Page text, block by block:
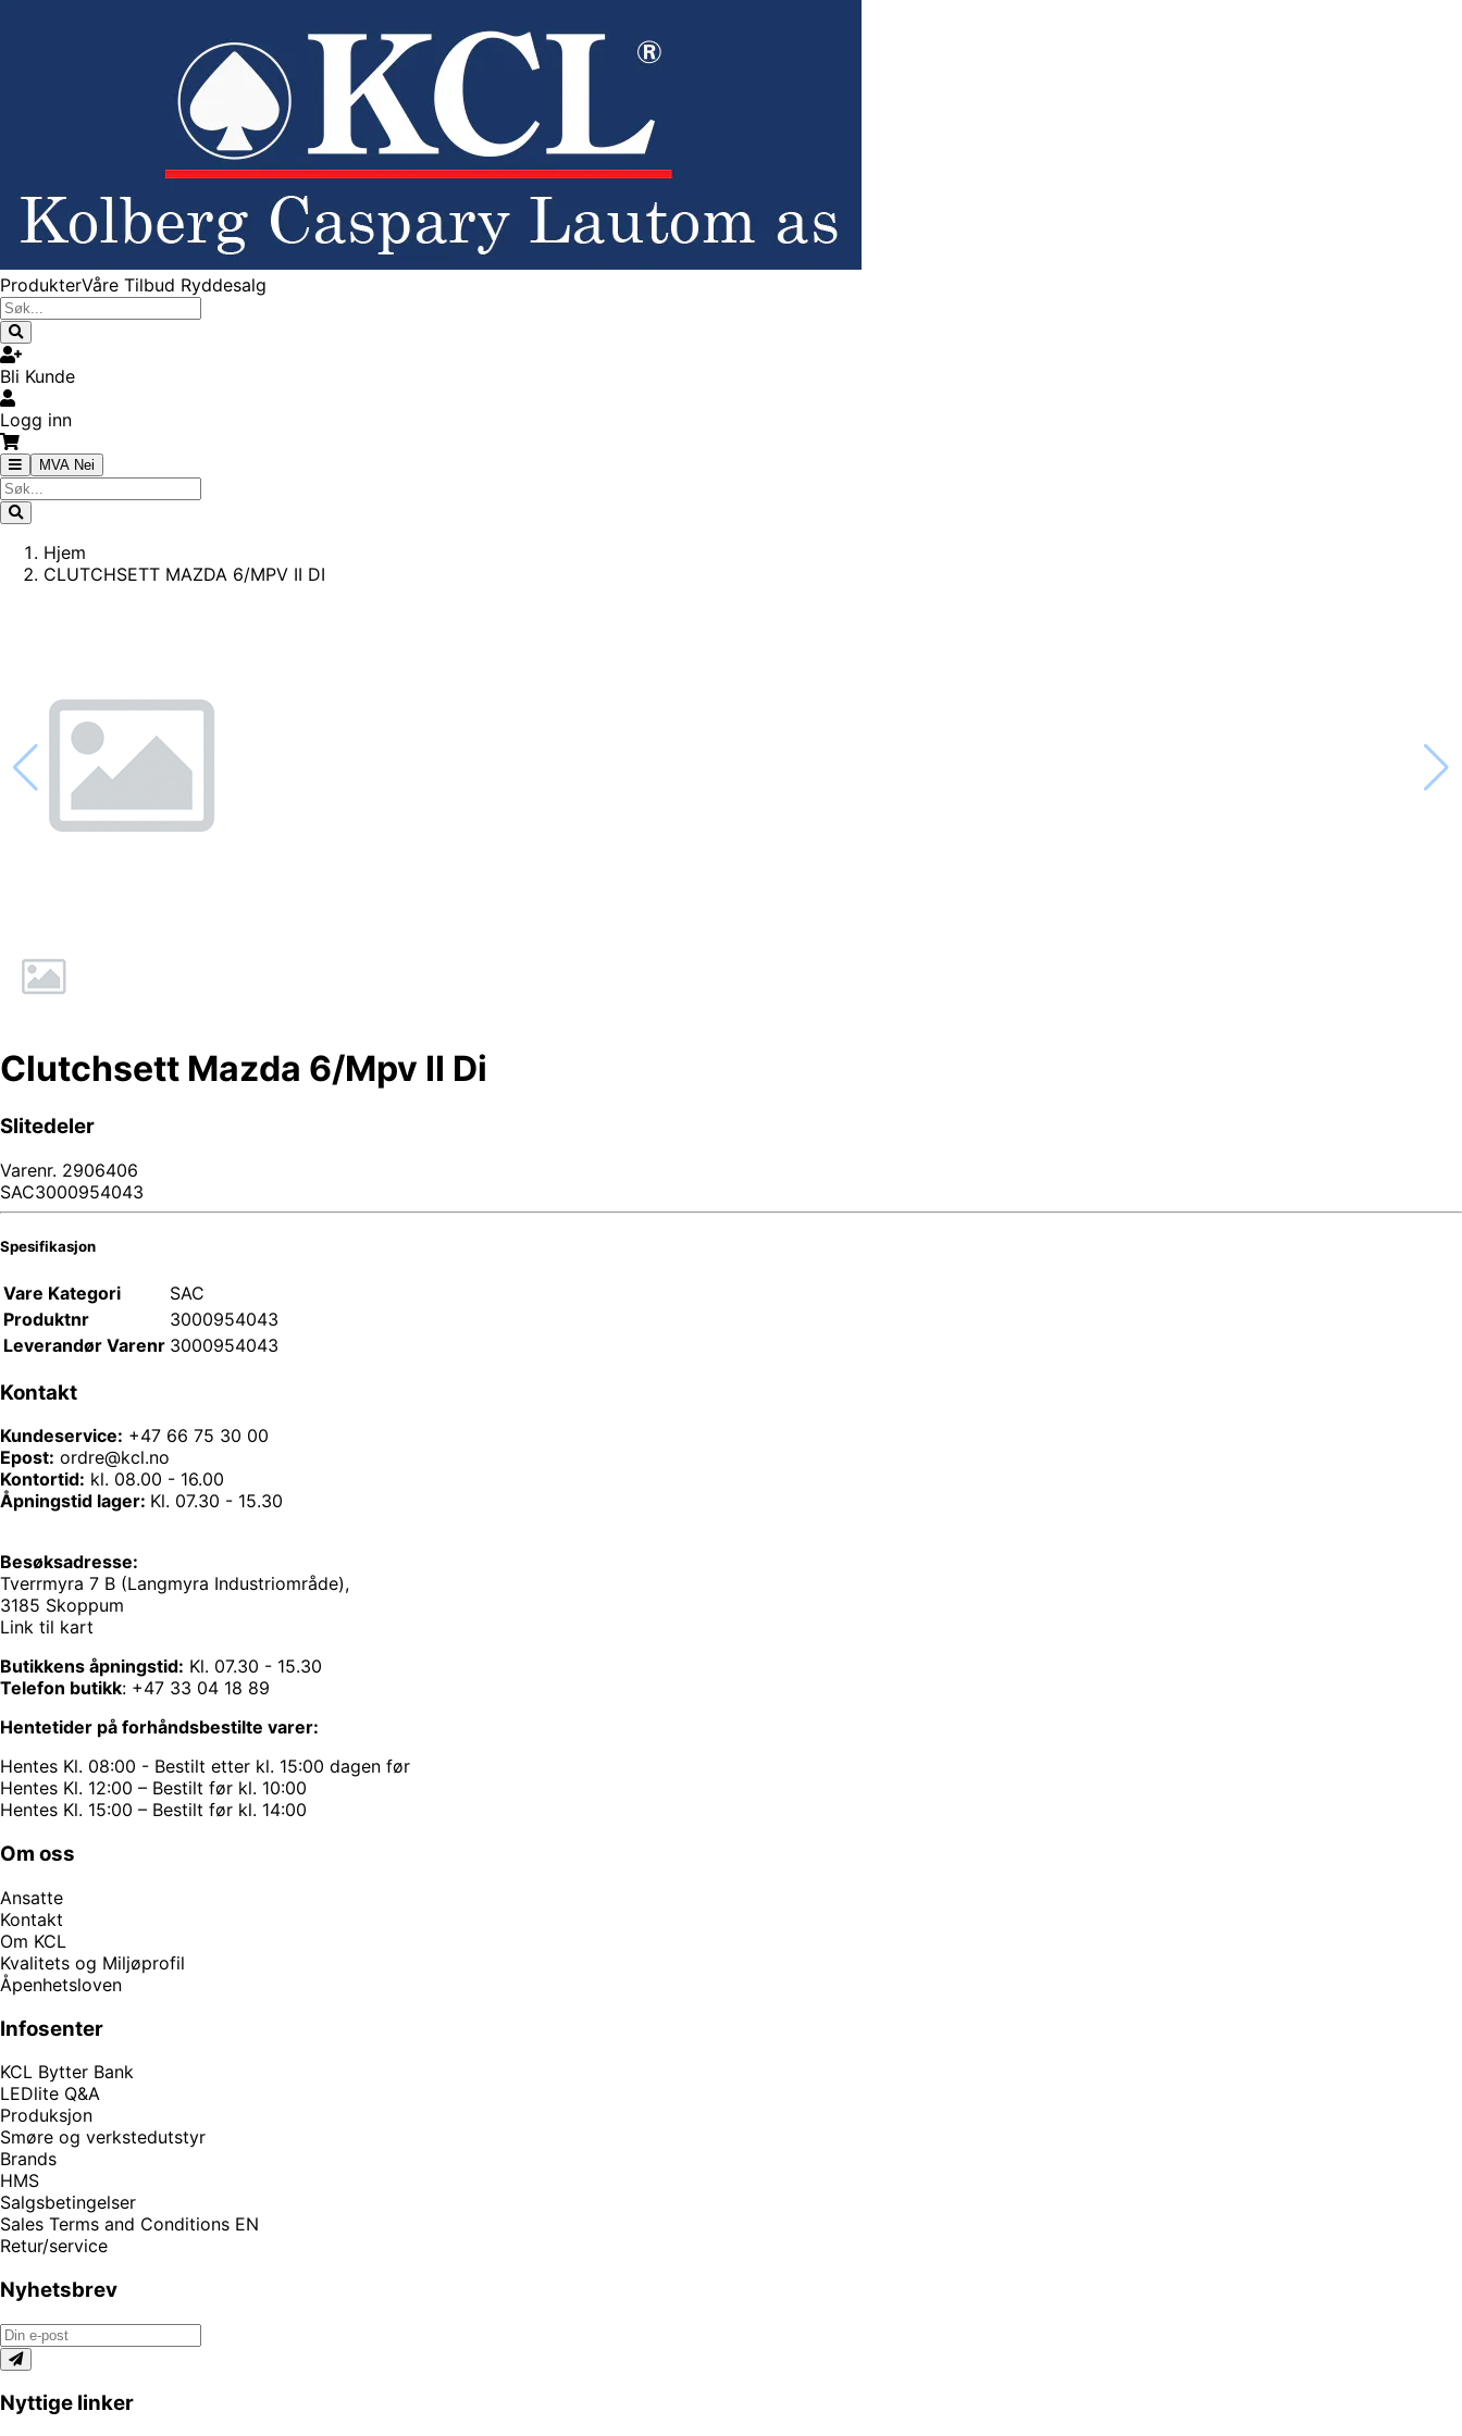
ProdukterVåre Tilbud Ryddesalg
Bli Kunde
Logg inn
MVA Nei
Hjem
CLUTCHSETT MAZDA 6/MPV II DI
Clutchsett Mazda 6/Mpv II Di
Slitedeler
Varenr. 2906406
SAC3000954043
Spesifikasjon
Vare Kategori
SAC
Produktnr
3000954043
Leverandør Varenr 3000954043
Kontakt
Kundeservice: +47 66 75 30 00
Epost: ordre@kcl.no
Kontortid: kl. 08.00 - 16.00
Åpningstid lager: Kl. 07.30 - 15.30
Besøksadresse:
Tverrmyra 7 B (Langmyra Industriområde),
3185 Skoppum
Link til kart
Butikkens åpningstid: Kl. 07.30 - 15.30
Telefon butikk: +47 33 04 18 89
Hentetider på forhåndsbestilte varer:
Hentes Kl. 08:00 - Bestilt etter kl. 15:00 dagen før
Hentes Kl. 12:00 – Bestilt før kl. 10:00
Hentes Kl. 15:00 – Bestilt før kl. 14:00
Om oss
Ansatte
Kontakt
Om KCL
Kvalitets og Miljøprofil
Åpenhetsloven
Infosenter
KCL Bytter Bank
LEDlite Q&A
Produksjon
Smøre og verkstedutstyr
Brands
HMS
Salgsbetingelser
Sales Terms and Conditions EN
Retur/service
Nyhetsbrev
Nyttige linker